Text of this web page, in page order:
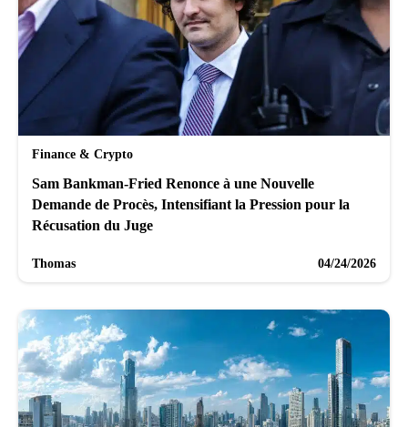
Finance & Crypto
Sam Bankman-Fried Renonce à une Nouvelle
Demande de Procès, Intensifiant la Pression pour la
Récusation du Juge
Thomas 04/24/2026